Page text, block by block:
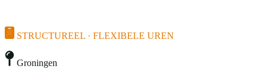
STRUCTUREEL · FLEXIBELE UREN
Groningen